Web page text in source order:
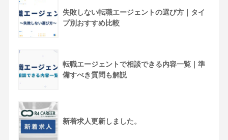
失敗しない転職エージェントの選び方｜タイ
プ別おすすめ比較
転職エージェントで相談できる内容一覧｜準
備すべき質問も解説
新着求人更新しました。